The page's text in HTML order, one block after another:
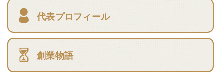
代表プロフィール
創業物語